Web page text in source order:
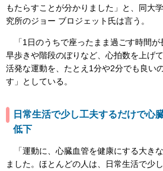
もたらすことが分かりました」と、同大
究所のジョー ブロジェット氏は言う。
「1日のうちで座ったまま過ごす時間が
早歩きや階段のぼりなど、心拍数を上げ
活発な運動を、たとえ1分や2分でも良い
す」としている。
日常生活で少し工夫するだけで心
低下
「運動に、心臓血管を健康にする大き
ました。ほとんどの人は、日常生活で少